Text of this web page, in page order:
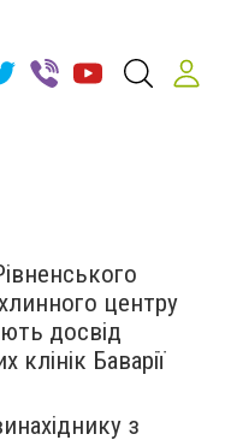
центру
досвід
клінік Баварії
з